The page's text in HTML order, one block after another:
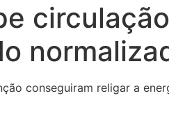
conseguiram religar a